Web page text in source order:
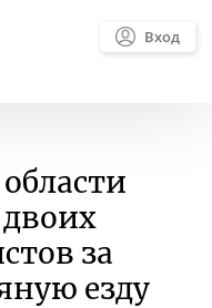
Вход
за
езду